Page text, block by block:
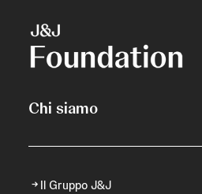
Chi siamo
Il Gruppo J&J